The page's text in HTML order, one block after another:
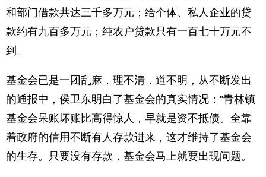
和部门借款共达三千多万元；给个体、私人企业的贷
款约有九百多万元；纯农户贷款只有一百七十万元不
到。
基金会已是一团乱麻，理不清，道不明，从不断发出
的通报中，侯卫东明白了基金会的真实情况：”青林镇
基金会呆账坏账比高得惊人，早就是资不抵债。全靠
着政府的信用不断有人存款进来，这才维持了基金会
的生存。只要没有存款，基金会马上就要出现问题。